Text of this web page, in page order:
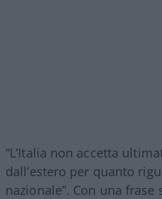
“L’Italia non accetta
dall’estero per quanto
nazionale”. Con una frase